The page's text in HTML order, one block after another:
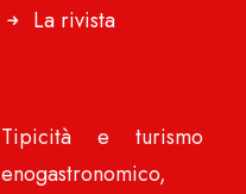
La rivista
Tipicità e turismo
enogastronomico,